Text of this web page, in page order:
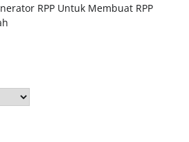
RPP Untuk Membuat RPP